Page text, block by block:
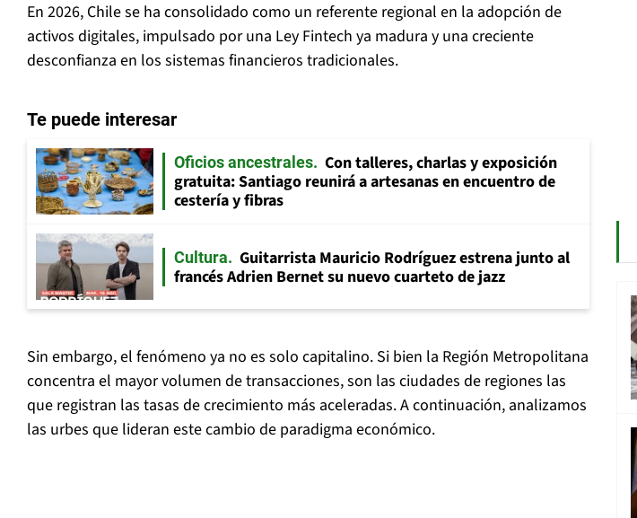
En 2026, Chile se ha consolidado como un referente regional en la adopción de
activos digitales, impulsado por una Ley Fintech ya madura y una creciente
desconfianza en los sistemas financieros tradicionales.
Te puede interesar
Oficios ancestrales
Con talleres, charlas y exposición
gratuita: Santiago reunirá a artesanas en encuentro de
cestería y fibras
Cultura
Guitarrista Mauricio Rodríguez estrena junto al
francés Adrien Bernet su nuevo cuarteto de jazz
Sin embargo, el fenómeno ya no es solo capitalino. Si bien la Región Metropolitana
concentra el mayor volumen de transacciones, son las ciudades de regiones las
que registran las tasas de crecimiento más aceleradas. A continuación, analizamos
las urbes que lideran este cambio de paradigma económico.